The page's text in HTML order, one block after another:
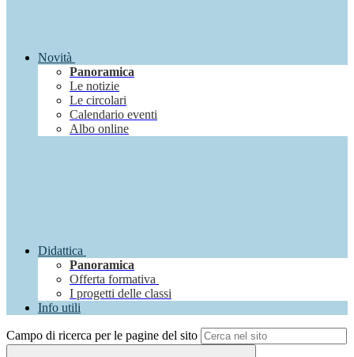
Novità
Panoramica
Le notizie
Le circolari
Calendario eventi
Albo online
Didattica
Panoramica
Offerta formativa
I progetti delle classi
Info utili
Campo di ricerca per le pagine del sito